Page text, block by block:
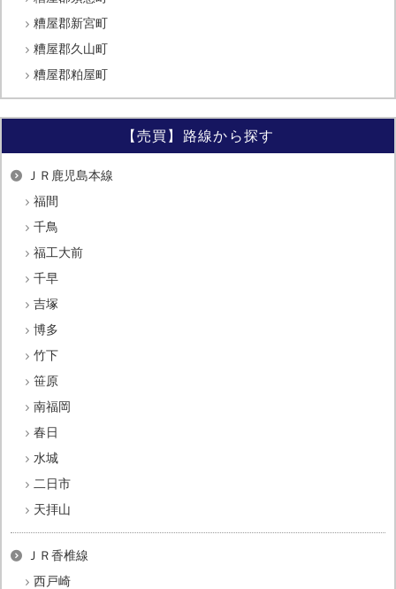
糟屋郡新宮町
糟屋郡久山町
糟屋郡粕屋町
【売買】路線から探す
ＪＲ鹿児島本線
福間
千鳥
福工大前
千早
吉塚
博多
竹下
笹原
南福岡
春日
水城
二日市
天拝山
ＪＲ香椎線
西戸崎